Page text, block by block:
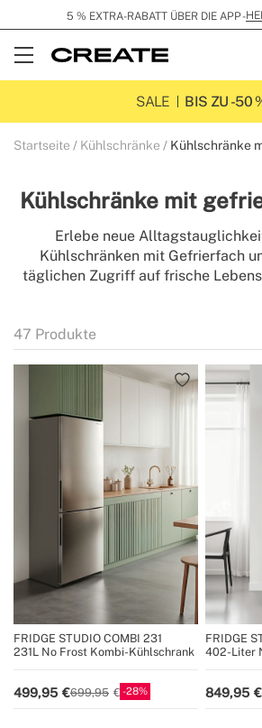
KOSTENLOSER VERSAND
Open
Menu
SALE
BIS ZU -50
Startseite Kühlschränke Kühlschränke
Kühlschränke mit
Erlebe neue
Kühlschränken mit Gefrierfach
täglichen Zugriff auf frische
Durch das untenliegende
für alle, die Funktion und Stil
Unsere Modelle vereinen
einem modernen,
47 Produkte
FRIDGE STUDIO COMBI 231
231L No Frost Kombi-Kühlschrank
499,95 699,95 28
FRIDGE
402-Liter
849,95